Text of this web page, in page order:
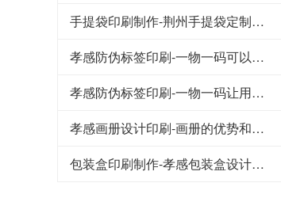
手提袋印刷制作-荆州手提袋定制重要性你了解吗
孝感防伪标签印刷-一物一码可以品牌宣传和引流吸粉
孝感防伪标签印刷-一物一码让用户为品牌产品传播
孝感画册设计印刷-画册的优势和作用
包装盒印刷制作-孝感包装盒设计要注意的几个重要因素